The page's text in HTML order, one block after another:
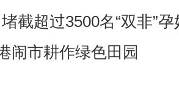
截超过3500名“双非”
闹市耕作绿色田园